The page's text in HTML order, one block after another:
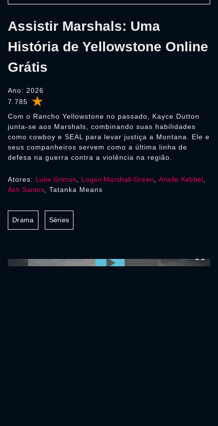
7.785
Assistir Marshals: Uma
História de Yellowstone Online
Grátis
Ano: 2026
Com o Rancho Yellowstone no passado, Kayce Dutton
junta-se aos Marshals, combinando suas habilidades
como cowboy e SEAL para levar justiça a Montana. Ele e
seus companheiros servem como a última linha de
defesa na guerra contra a violência na região.
Atores: Luke Grimes Logan Marshall-Green ,Arielle Kebbel
Ash Santos , Tatanka Means
Drama Séries